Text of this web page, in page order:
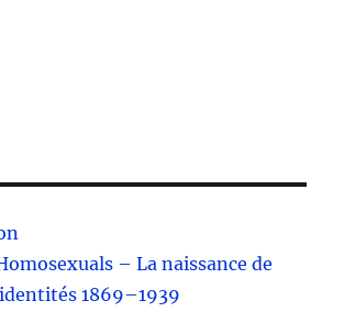
– La naissance de
1869–1939